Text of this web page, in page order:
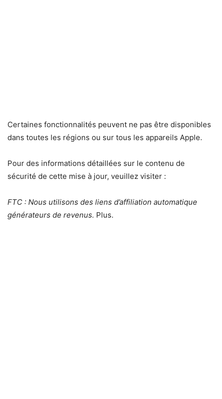
Certaines fonctionnalités peuvent ne pas être disponibles
dans toutes les régions ou sur tous les appareils Apple.
Pour des informations détaillées sur le contenu de
sécurité de cette mise à jour, veuillez visiter :
FTC : Nous utilisons des liens d’affiliation automatique
générateurs de revenus. Plus.